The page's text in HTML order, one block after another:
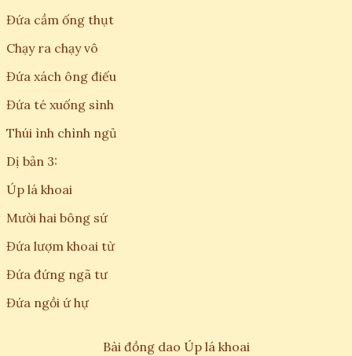
Đứa cầm ống thụt
Chạy ra chạy vô
Đứa xách ông điếu
Đứa té xuống sình
Thúi ình chình ngủ
Dị bản 3:
Úp lá khoai
Mười hai bông sứ
Đứa lượm khoai từ
Đứa đứng ngã tư
Đứa ngồi ứ hự
Bài đồng dao Úp lá khoai